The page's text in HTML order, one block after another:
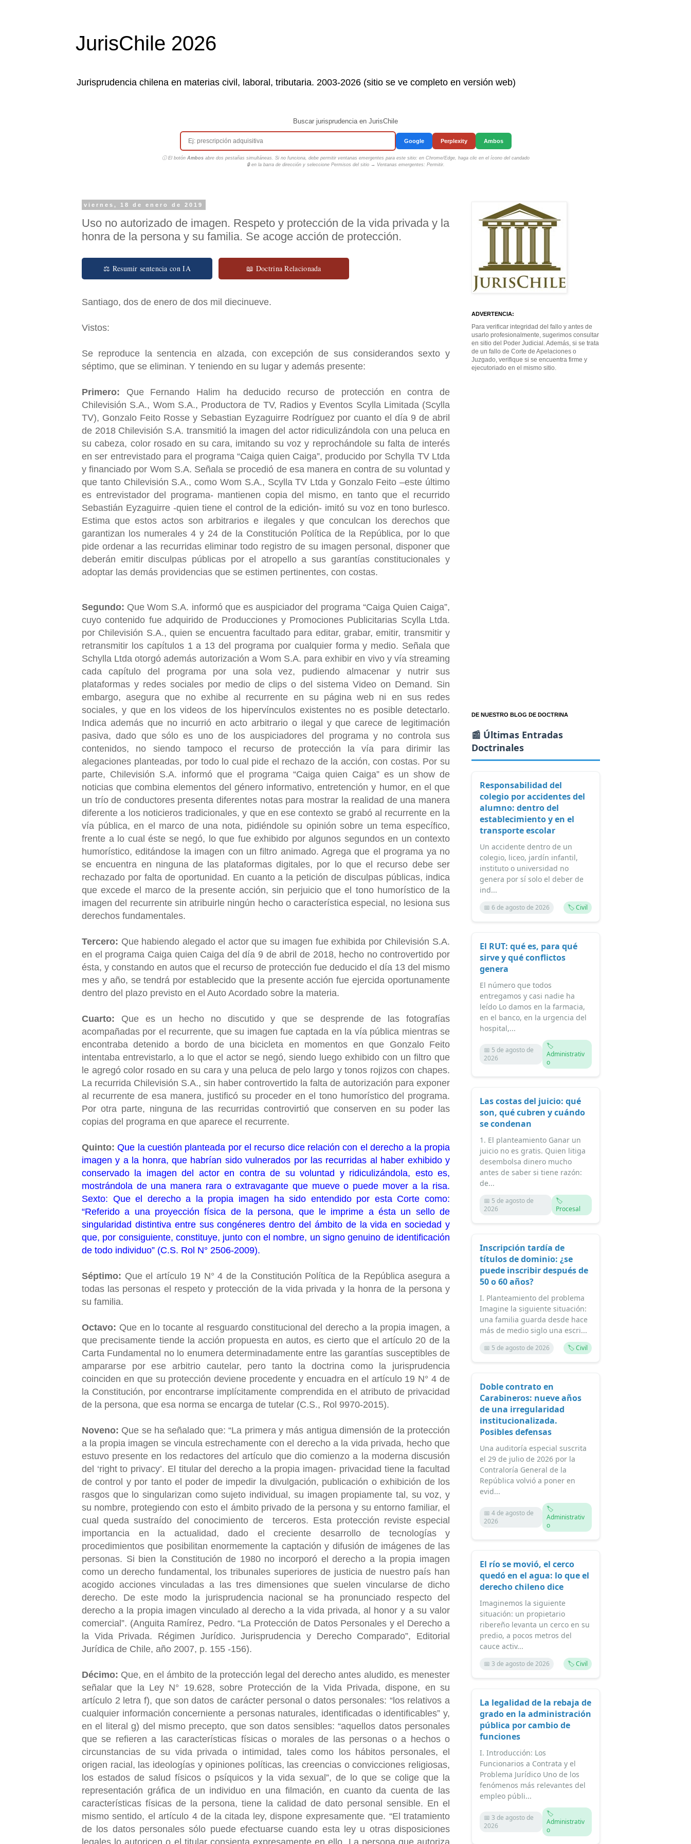
JurisChile 2026
Jurisprudencia chilena en materias civil, laboral, tributaria. 2003-2026 (sitio se ve completo en versión web)
Buscar jurisprudencia en JurisChile
Google Perplexity Ambos
ⓘ El botón Ambosabre dos pestañas simultáneas. Si no funciona, debe permitir ventanas emergentes para este sitio: en Chrome/Edge, haga clic en el ícono del candado
🔒 en la barra de dirección y seleccione Permisos del sitio → Ventanas emergentes: Permitir.
viernes, 18 de enero de 2019
Uso no autorizado de imagen. Respeto y protección de la vida privada y la
honra de la persona y su familia. Se acoge acción de protección.
⚖ Resumir sentencia con IA 📖 Doctrina Relacionada
Santiago, dos de enero de dos mil diecinueve.
Vistos:
Se reproduce la sentencia en alzada, con excepción de sus considerandos sexto y
séptimo, que se eliminan. Y teniendo en su lugar y además presente:
Primero: Que Fernando Halim ha deducido recurso de protección en contra de
Chilevisión S.A., Wom S.A., Productora de TV, Radios y Eventos Scylla Limitada (Scylla
TV), Gonzalo Feito Rosse y Sebastian Eyzaguirre Rodríguez por cuanto el día 9 de abril
de 2018 Chilevisión S.A. transmitió la imagen del actor ridiculizándola con una peluca en
su cabeza, color rosado en su cara, imitando su voz y reprochándole su falta de interés
en ser entrevistado para el programa “Caiga quien Caiga”, producido por Schylla TV Ltda
y financiado por Wom S.A. Señala se procedió de esa manera en contra de su voluntad y
que tanto Chilevisión S.A., como Wom S.A., Scylla TV Ltda y Gonzalo Feito –este último
es entrevistador del programa- mantienen copia del mismo, en tanto que el recurrido
Sebastián Eyzaguirre -quien tiene el control de la edición- imitó su voz en tono burlesco.
Estima que estos actos son arbitrarios e ilegales y que conculcan los derechos que
garantizan los numerales 4 y 24 de la Constitución Política de la República, por lo que
pide ordenar a las recurridas eliminar todo registro de su imagen personal, disponer que
deberán emitir disculpas públicas por el atropello a sus garantías constitucionales y
adoptar las demás providencias que se estimen pertinentes, con costas.
Segundo: Que Wom S.A. informó que es auspiciador del programa “Caiga Quien Caiga”,
cuyo contenido fue adquirido de Producciones y Promociones Publicitarias Scylla Ltda.
por Chilevisión S.A., quien se encuentra facultado para editar, grabar, emitir, transmitir y
retransmitir los capítulos 1 a 13 del programa por cualquier forma y medio. Señala que
Schylla Ltda otorgó además autorización a Wom S.A. para exhibir en vivo y vía streaming
cada capítulo del programa por una sola vez, pudiendo almacenar y nutrir sus
plataformas y redes sociales por medio de clips o del sistema Video on Demand. Sin
embargo, asegura que no exhibe al recurrente en su página web ni en sus redes
sociales, y que en los videos de los hipervínculos existentes no es posible detectarlo.
Indica además que no incurrió en acto arbitrario o ilegal y que carece de legitimación
pasiva, dado que sólo es uno de los auspiciadores del programa y no controla sus
contenidos, no siendo tampoco el recurso de protección la vía para dirimir las
alegaciones planteadas, por todo lo cual pide el rechazo de la acción, con costas. Por su
parte, Chilevisión S.A. informó que el programa “Caiga quien Caiga” es un show de
noticias que combina elementos del género informativo, entretención y humor, en el que
un trío de conductores presenta diferentes notas para mostrar la realidad de una manera
diferente a los noticieros tradicionales, y que en ese contexto se grabó al recurrente en la
vía pública, en el marco de una nota, pidiéndole su opinión sobre un tema específico,
frente a lo cual éste se negó, lo que fue exhibido por algunos segundos en un contexto
humorístico, editándose la imagen con un filtro animado. Agrega que el programa ya no
se encuentra en ninguna de las plataformas digitales, por lo que el recurso debe ser
rechazado por falta de oportunidad. En cuanto a la petición de disculpas públicas, indica
que excede el marco de la presente acción, sin perjuicio que el tono humorístico de la
imagen del recurrente sin atribuirle ningún hecho o característica especial, no lesiona sus
derechos fundamentales.
Tercero: Que habiendo alegado el actor que su imagen fue exhibida por Chilevisión S.A.
en el programa Caiga quien Caiga del día 9 de abril de 2018, hecho no controvertido por
ésta, y constando en autos que el recurso de protección fue deducido el día 13 del mismo
mes y año, se tendrá por establecido que la presente acción fue ejercida oportunamente
dentro del plazo previsto en el Auto Acordado sobre la materia.
Cuarto: Que es un hecho no discutido y que se desprende de las fotografías
acompañadas por el recurrente, que su imagen fue captada en la vía pública mientras se
encontraba detenido a bordo de una bicicleta en momentos en que Gonzalo Feito
intentaba entrevistarlo, a lo que el actor se negó, siendo luego exhibido con un filtro que
le agregó color rosado en su cara y una peluca de pelo largo y tonos rojizos con chapes.
La recurrida Chilevisión S.A., sin haber controvertido la falta de autorización para exponer
al recurrente de esa manera, justificó su proceder en el tono humorístico del programa.
Por otra parte, ninguna de las recurridas controvirtió que conserven en su poder las
copias del programa en que aparece el recurrente.
Quinto: Que la cuestión planteada por el recurso dice relación con el derecho a la propia
imagen y a la honra, que habrían sido vulnerados por las recurridas al haber exhibido y
conservado la imagen del actor en contra de su voluntad y ridiculizándola, esto es,
mostrándola de una manera rara o extravagante que mueve o puede mover a la risa.
Sexto: Que el derecho a la propia imagen ha sido entendido por esta Corte como:
“Referido a una proyección física de la persona, que le imprime a ésta un sello de
singularidad distintiva entre sus congéneres dentro del ámbito de la vida en sociedad y
que, por consiguiente, constituye, junto con el nombre, un signo genuino de identificación
de todo individuo” (C.S. Rol N° 2506-2009).
Séptimo: Que el artículo 19 N° 4 de la Constitución Política de la República asegura a
todas las personas el respeto y protección de la vida privada y la honra de la persona y
su familia.
Octavo: Que en lo tocante al resguardo constitucional del derecho a la propia imagen, a
que precisamente tiende la acción propuesta en autos, es cierto que el artículo 20 de la
Carta Fundamental no lo enumera determinadamente entre las garantías susceptibles de
ampararse por ese arbitrio cautelar, pero tanto la doctrina como la jurisprudencia
coinciden en que su protección deviene procedente y encuadra en el artículo 19 N° 4 de
la Constitución, por encontrarse implícitamente comprendida en el atributo de privacidad
de la persona, que esa norma se encarga de tutelar (C.S., Rol 9970-2015).
Noveno: Que se ha señalado que: “La primera y más antigua dimensión de la protección
a la propia imagen se vincula estrechamente con el derecho a la vida privada, hecho que
estuvo presente en los redactores del artículo que dio comienzo a la moderna discusión
del ‘right to privacy’. El titular del derecho a la propia imagen- privacidad tiene la facultad
de control y por tanto el poder de impedir la divulgación, publicación o exhibición de los
rasgos que lo singularizan como sujeto individual, su imagen propiamente tal, su voz, y
su nombre, protegiendo con esto el ámbito privado de la persona y su entorno familiar, el
cual queda sustraído del conocimiento de terceros. Esta protección reviste especial
importancia en la actualidad, dado el creciente desarrollo de tecnologías y
procedimientos que posibilitan enormemente la captación y difusión de imágenes de las
personas. Si bien la Constitución de 1980 no incorporó el derecho a la propia imagen
como un derecho fundamental, los tribunales superiores de justicia de nuestro país han
acogido acciones vinculadas a las tres dimensiones que suelen vincularse de dicho
derecho. De este modo la jurisprudencia nacional se ha pronunciado respecto del
derecho a la propia imagen vinculado al derecho a la vida privada, al honor y a su valor
comercial”. (Anguita Ramírez, Pedro. “La Protección de Datos Personales y el Derecho a
la Vida Privada. Régimen Jurídico. Jurisprudencia y Derecho Comparado”, Editorial
Jurídica de Chile, año 2007, p. 155 -156).
Décimo: Que, en el ámbito de la protección legal del derecho antes aludido, es menester
señalar que la Ley N° 19.628, sobre Protección de la Vida Privada, dispone, en su
artículo 2 letra f), que son datos de carácter personal o datos personales: “los relativos a
cualquier información concerniente a personas naturales, identificadas o identificables” y,
en el literal g) del mismo precepto, que son datos sensibles: “aquellos datos personales
que se refieren a las características físicas o morales de las personas o a hechos o
circunstancias de su vida privada o intimidad, tales como los hábitos personales, el
origen racial, las ideologías y opiniones políticas, las creencias o convicciones religiosas,
los estados de salud físicos o psíquicos y la vida sexual”, de lo que se colige que la
representación gráfica de un individuo en una filmación, en cuanto da cuenta de las
características físicas de la persona, tiene la calidad de dato personal sensible. En el
mismo sentido, el artículo 4 de la citada ley, dispone expresamente que. “El tratamiento
de los datos personales sólo puede efectuarse cuando esta ley u otras disposiciones
legales lo autoricen o el titular consienta expresamente en ello. La persona que autoriza
ADVERTENCIA:
Para verificar integridad del fallo y antes de
usarlo profesionalmente, sugerimos consultar
en sitio del Poder Judicial. Además, si se trata
de un fallo de Corte de Apelaciones o
Juzgado, verifique si se encuentra firme y
ejecutoriado en el mismo sitio.
DE NUESTRO BLOG DE DOCTRINA
📰 Últimas Entradas
Doctrinales
Responsabilidad del
colegio por accidentes del
alumno: dentro del
establecimiento y en el
transporte escolar
Un accidente dentro de un
colegio, liceo, jardín infantil,
instituto o universidad no
genera por sí solo el deber de
ind...
📅 6 de agosto de 2026 🏷️ Civil
El RUT: qué es, para qué
sirve y qué conflictos
genera
El número que todos
entregamos y casi nadie ha
leído Lo damos en la farmacia,
en el banco, en la urgencia del
hospital,...
📅 5 de agosto de
2026
🏷️
Administrativ
o
Las costas del juicio: qué
son, qué cubren y cuándo
se condenan
1. El planteamiento Ganar un
juicio no es gratis. Quien litiga
desembolsa dinero mucho
antes de saber si tiene razón:
de...
📅 5 de agosto de
2026
🏷️
Procesal
Inscripción tardía de
títulos de dominio: ¿se
puede inscribir después de
50 o 60 años?
I. Planteamiento del problema
Imagine la siguiente situación:
una familia guarda desde hace
más de medio siglo una escri...
📅 5 de agosto de 2026 🏷️ Civil
Doble contrato en
Carabineros: nueve años
de una irregularidad
institucionalizada.
Posibles defensas
Una auditoría especial suscrita
el 29 de julio de 2026 por la
Contraloría General de la
República volvió a poner en
evid...
📅 4 de agosto de
2026
🏷️
Administrativ
o
El río se movió, el cerco
quedó en el agua: lo que el
derecho chileno dice
Imaginemos la siguiente
situación: un propietario
ribereño levanta un cerco en su
predio, a pocos metros del
cauce activ...
📅 3 de agosto de 2026 🏷️ Civil
La legalidad de la rebaja de
grado en la administración
pública por cambio de
funciones
I. Introducción: Los
Funcionarios a Contrata y el
Problema Jurídico Uno de los
fenómenos más relevantes del
empleo públi...
📅 3 de agosto de
2026
🏷️
Administrativ
o